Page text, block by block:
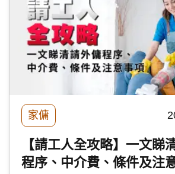
家傭
【請工人全攻略】一文睇
程序、中介費、條件及注